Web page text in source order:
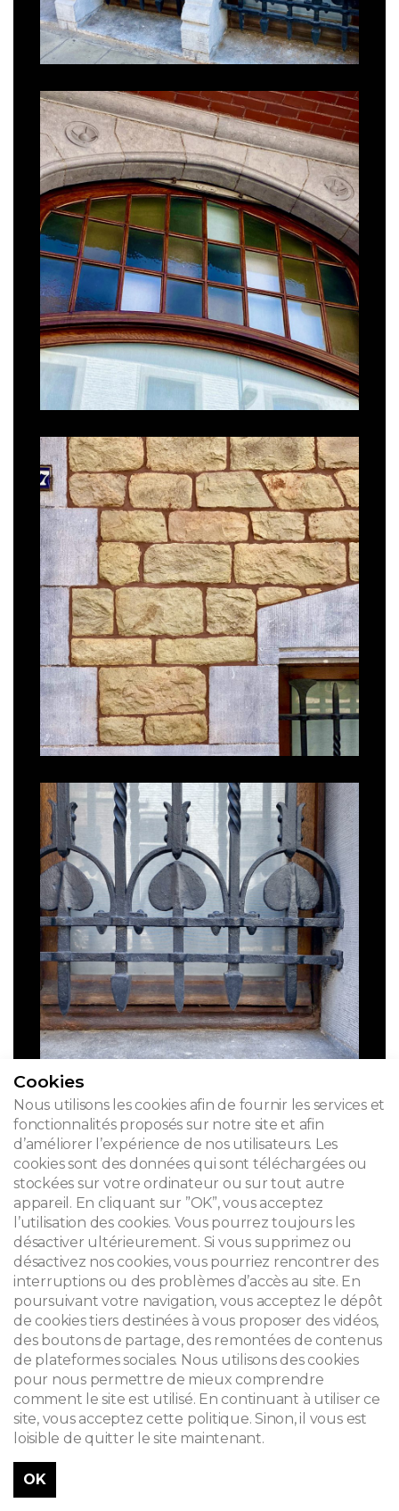
Cookies
Nous utilisons les cookies afin de fournir les services et
fonctionnalités proposés sur notre site et afin
d’améliorer l’expérience de nos utilisateurs. Les
cookies sont des données qui sont téléchargées ou
stockées sur votre ordinateur ou sur tout autre
appareil. En cliquant sur ”OK”, vous acceptez
l’utilisation des cookies. Vous pourrez toujours les
désactiver ultérieurement. Si vous supprimez ou
désactivez nos cookies, vous pourriez rencontrer des
interruptions ou des problèmes d’accès au site. En
poursuivant votre navigation, vous acceptez le dépôt
de cookies tiers destinées à vous proposer des vidéos,
des boutons de partage, des remontées de contenus
de plateformes sociales. Nous utilisons des cookies
pour nous permettre de mieux comprendre
comment le site est utilisé. En continuant à utiliser ce
site, vous acceptez cette politique. Sinon, il vous est
loisible de quitter le site maintenant.
OK